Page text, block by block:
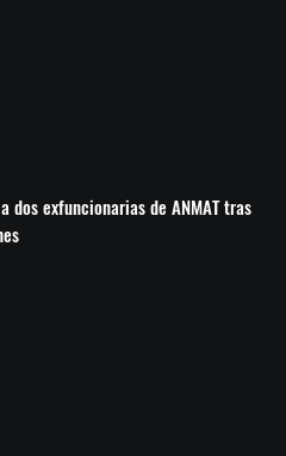
dos exfuncionarias de ANMAT tras